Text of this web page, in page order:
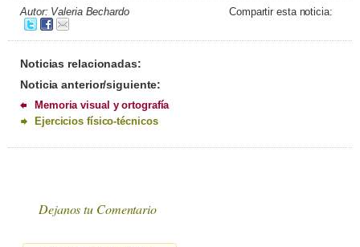
Autor: Valeria Bechardo Compartir esta noticia:
Noticias relacionadas:
Noticia anterior/siguiente:
Memoria visual y ortografía
Ejercicios físico-técnicos
Dejanos tu Comentario